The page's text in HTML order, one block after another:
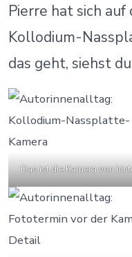
Pierre hat sich
Kollodium-
das geht, siehst
Das ist die Kamera von